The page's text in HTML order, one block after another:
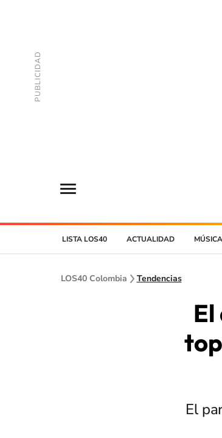
LISTA LOS40 ACTUALIDAD MÚSICA
LOS40 Colombia Tendencias
El
El